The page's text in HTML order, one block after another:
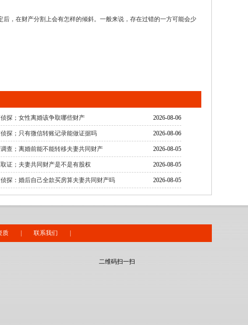
，在财产分割上会有怎样的倾斜。一般来说，存在过错的一方可能会少
2026-08-06
探；女性离婚该争取哪些财产
2026-08-06
探；只有微信转账记录能做证据吗
2026-08-05
查；离婚前能不能转移夫妻共同财产
2026-08-05
证；夫妻共同财产是不是有股权
2026-08-05
探：婚后自己全款买房算夫妻共同财产吗
质 联系我们
二维码扫一扫